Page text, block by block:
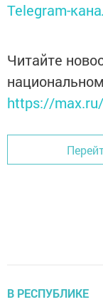
Telegram-
Читайте
https://
В РЕСПУБЛИКЕ